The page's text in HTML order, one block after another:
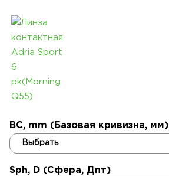
BC, mm (Базовая кривизна, мм)
Sph, D (Сфера, Дпт)